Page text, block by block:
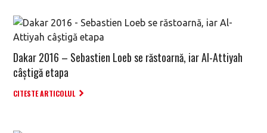
Dakar 2016 – Sebastien Loeb se răstoarnă, iar Al-Attiyah
câștigă etapa
CITESTE ARTICOLUL